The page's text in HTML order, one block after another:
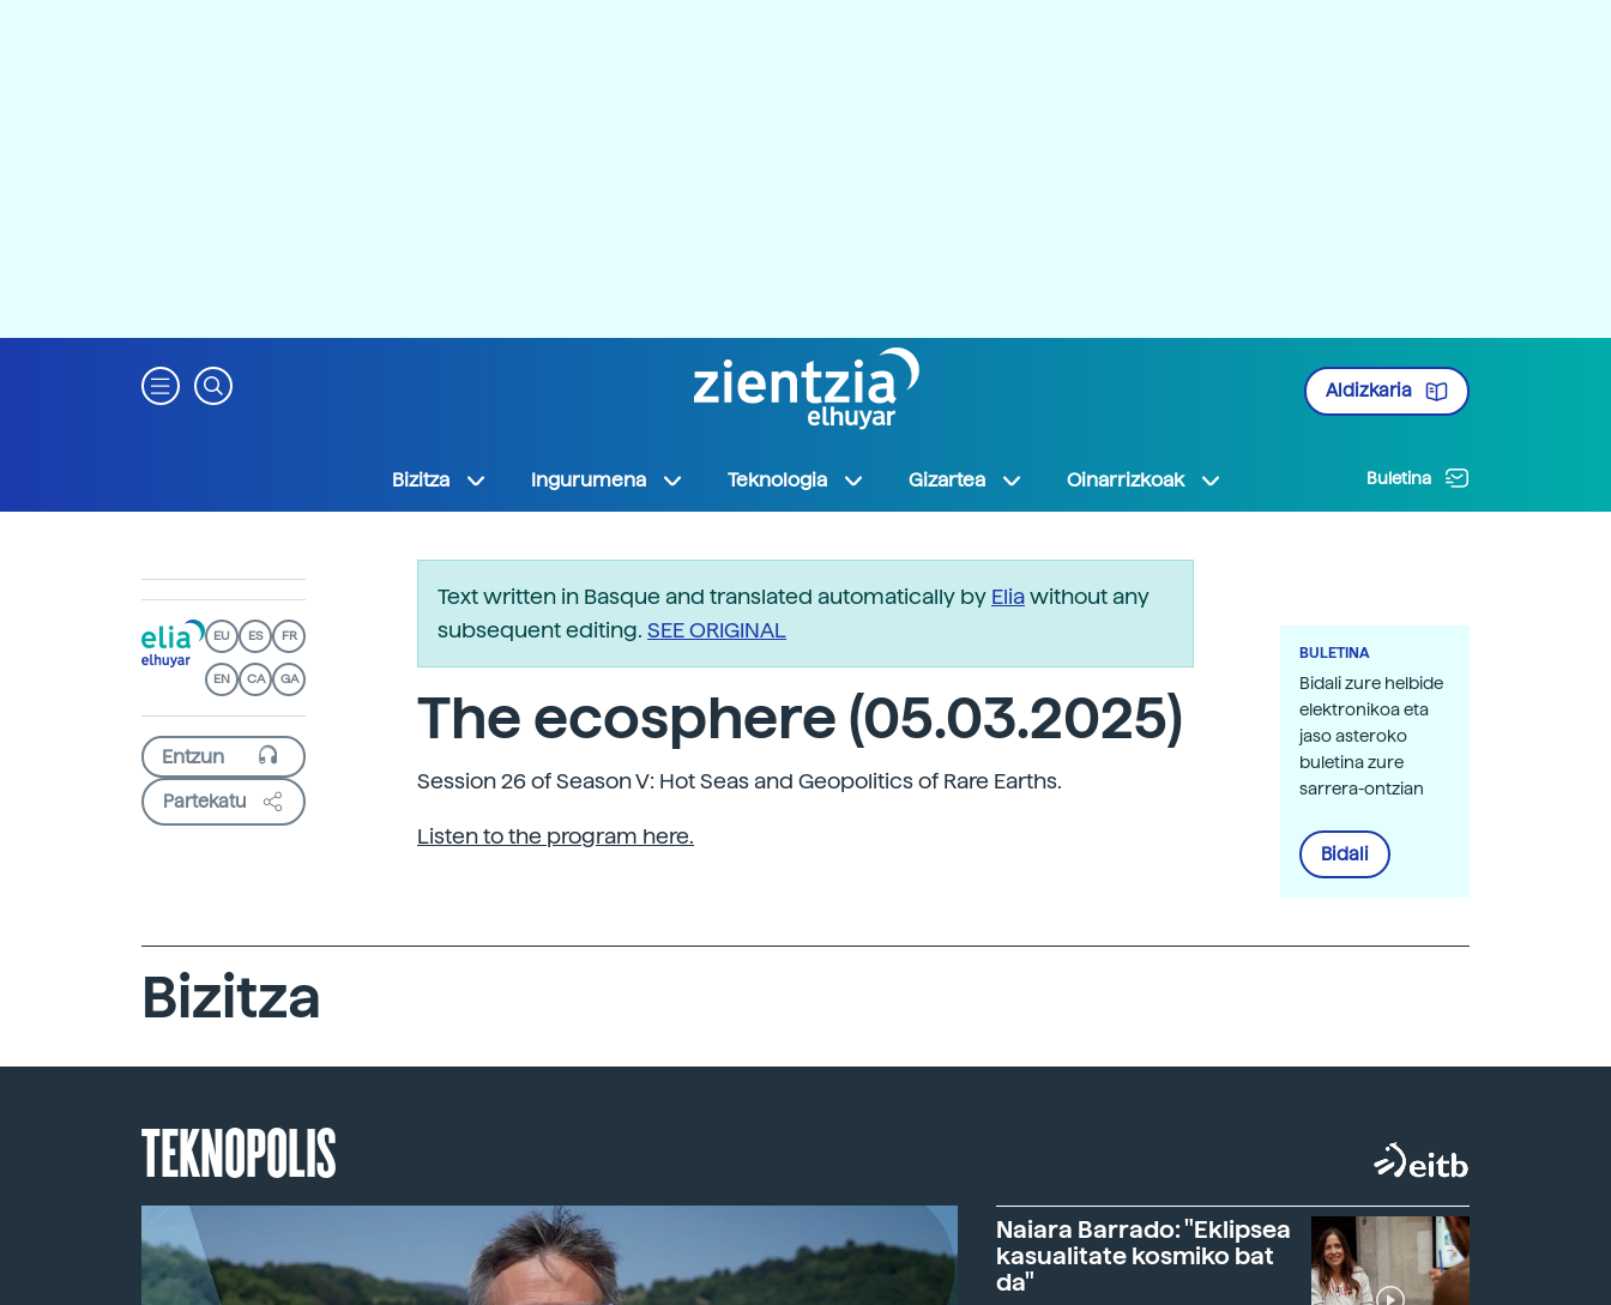
Aldizkaria
Bizitza Ingurumena Teknologia Gizartea Oinarrizkoak Buletina
EU ES FR
EN CA GA
Partekatu
Text written in Basque and translated automatically by Eliawithout any
subsequent editing. SEE ORIGINAL
The ecosphere (05.03.2025)
Session 26 of Season V: Hot Seas and Geopolitics of Rare Earths.
Listen to the program here.
BULETINA
Bidali zure helbide
elektronikoa eta
jaso asteroko
buletina zure
sarrera-ontzian
Bidali
Bizitza
TEKNOPOLIS
Naiara Barrado: "Eklipsea
kasualitate kosmiko bat
da"